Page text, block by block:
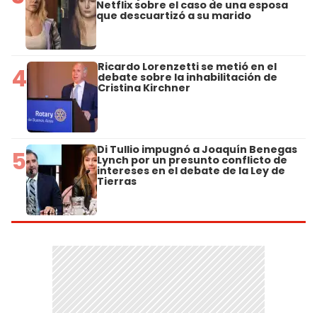
Netflix sobre el caso de una esposa
que descuartizó a su marido
4 Ricardo Lorenzetti se metió en el
debate sobre la inhabilitación de
Cristina Kirchner
5 Di Tullio impugnó a Joaquín Benegas
Lynch por un presunto conflicto de
intereses en el debate de la Ley de
Tierras